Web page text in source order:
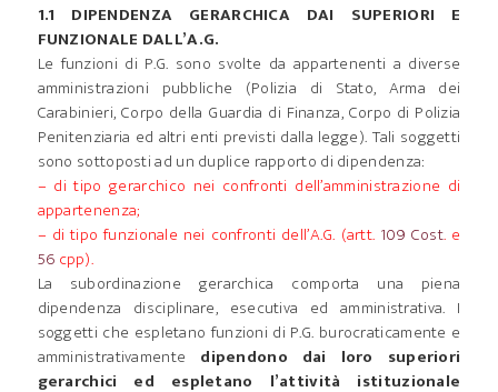
1.1 DIPENDENZA GERARCHICA DAI SUPERIORI E
FUNZIONALE DALL’A.G.
Le funzioni di P.G. sono svolte da appartenenti a diverse
amministrazioni pubbliche (Polizia di Stato, Arma dei
Carabinieri, Corpo della Guardia di Finanza, Corpo di Polizia
Penitenziaria ed altri enti previsti dalla legge). Tali soggetti
sono sottoposti ad un duplice rapporto di dipendenza:
– di tipo gerarchico nei confronti dell’amministrazione di
appartenenza;
– di tipo funzionale nei confronti dell’A.G. (artt. 109 Cost. e
56 cpp).
La subordinazione gerarchica comporta una piena
dipendenza disciplinare, esecutiva ed amministrativa. I
soggetti che espletano funzioni di P.G. burocraticamente e
amministrativamente dipendono dai loro superiori
gerarchici ed espletano l’attività istituzionale